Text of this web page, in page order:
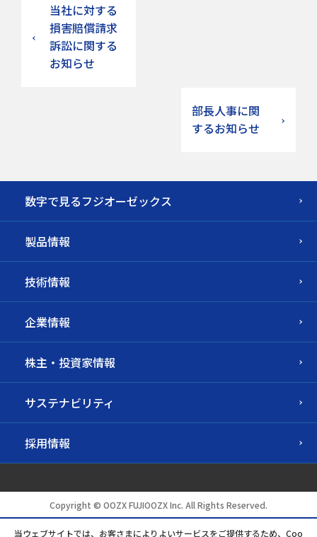
当社に対する
損害賠償請求
訴訟に関する
お知らせ
部長人事に関
するお知らせ
数字で見るフジオーゼックス
製品情報
技術情報
企業情報
株主・投資家情報
サステナビリティ
採用情報
Copyright © OOZX FUJIOOZX Inc. All Rights Reserved.
当ウェブサイトでは、お客さまによりよいサービスをご提供するため、Coo